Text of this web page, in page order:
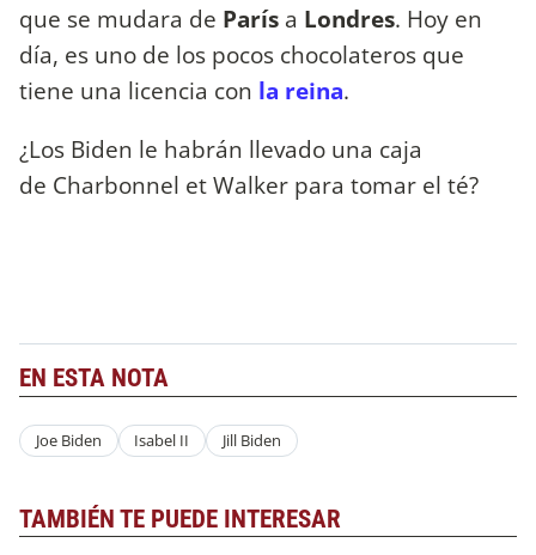
que se mudara de París a Londres. Hoy en
día, es uno de los pocos chocolateros que
tiene una licencia con la reina.
¿Los Biden le habrán llevado una caja
de Charbonnel et Walker para tomar el té?
EN ESTA NOTA
Joe Biden Isabel II Jill Biden
TAMBIÉN TE PUEDE INTERESAR